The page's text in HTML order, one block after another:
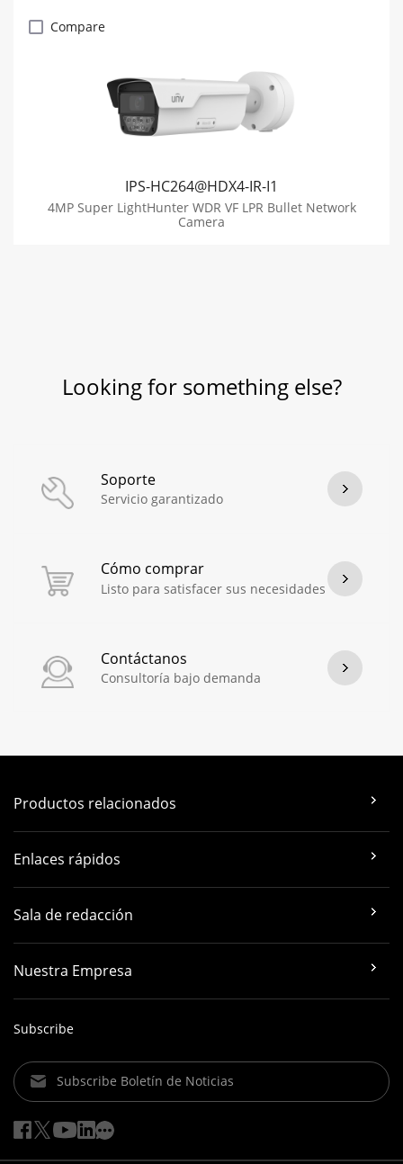
Compare
IPS-HC264@HDX4-IR-I1
4MP Super LightHunter WDR VF LPR Bullet Network
Camera
Looking for something else?
Soporte
Servicio garantizado
Cómo comprar
Listo para satisfacer sus necesidades
Contáctanos
Consultoría bajo demanda
Productos relacionados
Enlaces rápidos
Sala de redacción
Nuestra Empresa
Subscribe
Subscribe Boletín de Noticias